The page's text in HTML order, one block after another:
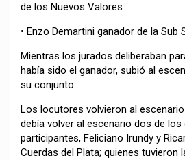
de los Nuevos Valores
• Enzo Demartini ganador de la Sub
Mientras los jurados deliberaban
había sido el ganador, subió al
su conjunto.
Los locutores volvieron al
debía volver al escenario dos de
participantes, Feliciano Irundy y
Cuerdas del Plata; quienes tuvieron